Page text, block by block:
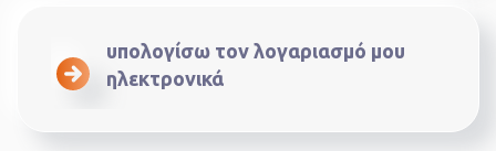
υπολογίσω τον λογαριασμό μου
ηλεκτρονικά